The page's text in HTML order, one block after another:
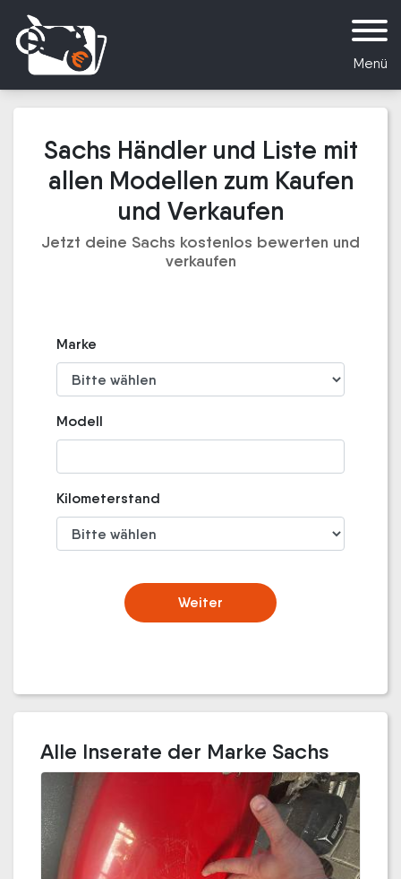
Menü
Sachs Händler und Liste mit
allen Modellen zum Kaufen
und Verkaufen
Jetzt deine Sachs kostenlos bewerten und
verkaufen
Marke
Modell
Kilometerstand
Weiter
Alle Inserate der Marke Sachs